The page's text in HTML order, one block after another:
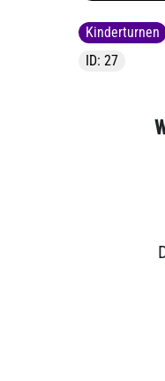
Kinderturnen
ID: 27